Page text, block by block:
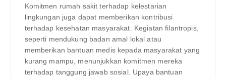
Komitmen rumah sakit terhadap kelestarian
lingkungan juga dapat memberikan kontribusi
terhadap kesehatan masyarakat. Kegiatan filantropis,
seperti mendukung badan amal lokal atau
memberikan bantuan medis kepada masyarakat yang
kurang mampu, menunjukkan komitmen mereka
terhadap tanggung jawab sosial. Upaya bantuan